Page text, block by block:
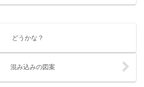
ですみません）
どうかな？
混み込みの図案